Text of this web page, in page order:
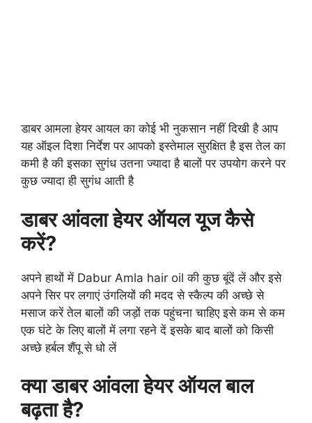
डाबर आमला हेयर आयल का कोई भी नुकसान नहीं दिखी है आप
यह ऑइल दिशा निर्देश पर आपको इस्तेमाल सुरक्षित है इस तेल का
कमी है की इसका सुगंध उतना ज्यादा है बालों पर उपयोग करने पर
कुछ ज्यादा ही सुगंध आती है
डाबर आंवला हेयर ऑयल यूज कैसे
करें?
अपने हाथों में Dabur Amla hair oil की कुछ बूंदें लें और इसे
अपने सिर पर लगाएं उंगलियों की मदद से स्कैल्प की अच्छे से
मसाज करें तेल बालों की जड़ों तक पहुंचना चाहिए इसे कम से कम
एक घंटे के लिए बालों में लगा रहने दें इसके बाद बालों को किसी
अच्छे हर्बल शैंपू से धो लें
क्या डाबर आंवला हेयर ऑयल बाल
बढ़ता है?